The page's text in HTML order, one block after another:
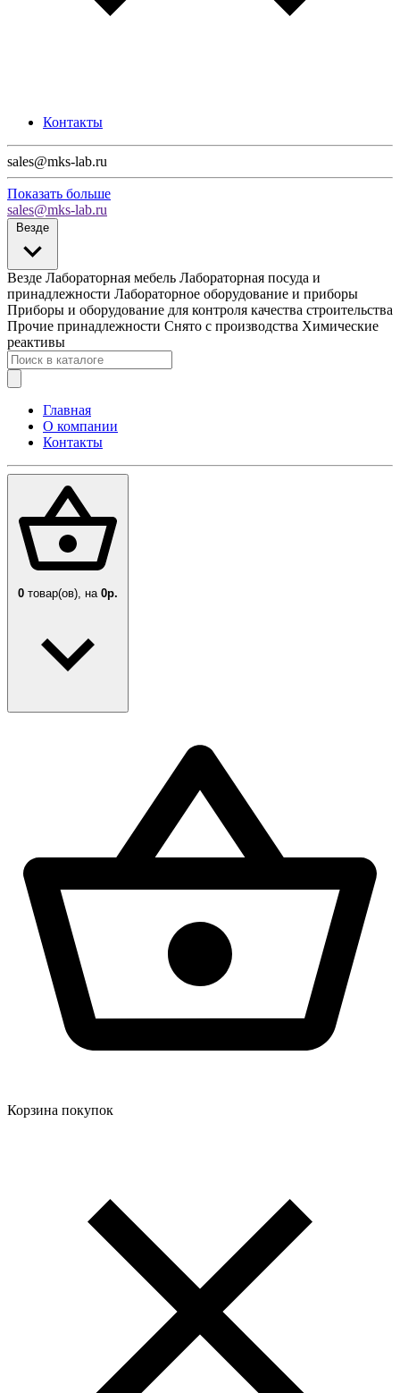
Контакты
sales@mks-lab.ru
Показать больше
sales@mks-lab.ru
Везде
Везде Лабораторная мебель Лабораторная посуда и
принадлежности Лабораторное оборудование и приборы
Приборы и оборудование для контроля качества строительства
Прочие принадлежности Снято с производства Химические
реактивы
Главная
О компании
Контакты
0 товар(ов), на 0р.
Корзина покупок